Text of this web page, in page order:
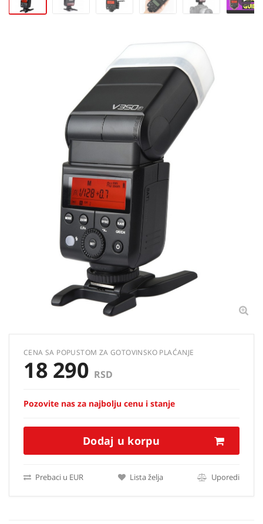
CENA SA POPUSTOM ZA GOTOVINSKO PLAĆANJE
18 290 RSD
Pozovite nas za najbolju cenu i stanje
Dodaj u korpu
Prebaci u EUR Lista želja Uporedi